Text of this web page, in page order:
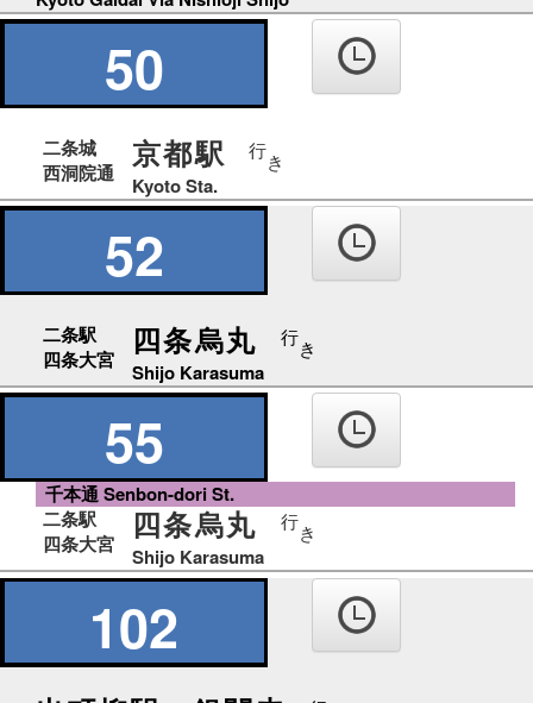
50
二条城
西洞院通
京都駅 行き
Kyoto Sta.
52
二条駅
四条大宮
四条烏丸 行き
Shijo Karasuma
55
千本通 Senbon-dori St.
二条駅
四条大宮
四条烏丸 行き
Shijo Karasuma
102